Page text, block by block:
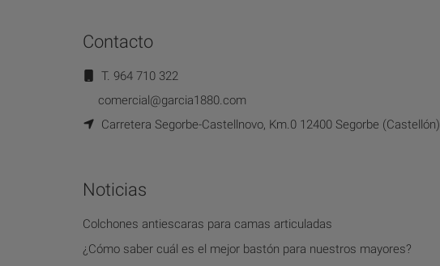
Contacto
T. 964 710 322
comercial@garcia1880.com
Carretera Segorbe-Castellnovo, Km.0 12400 Segorbe (Castellón)
Noticias
Colchones antiescaras para camas articuladas
¿Cómo saber cuál es el mejor bastón para nuestros mayores?